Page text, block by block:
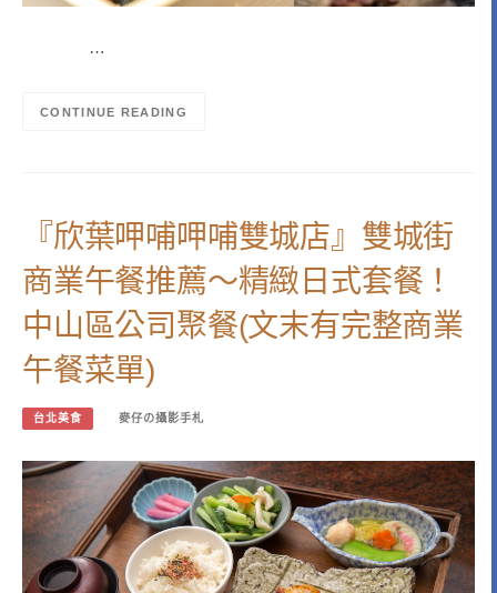
…
CONTINUE READING
『欣葉呷哺呷哺雙城店』雙城街
商業午餐推薦～精緻日式套餐！
中山區公司聚餐(文末有完整商業
午餐菜單)
台北美食 麥仔の攝影手札